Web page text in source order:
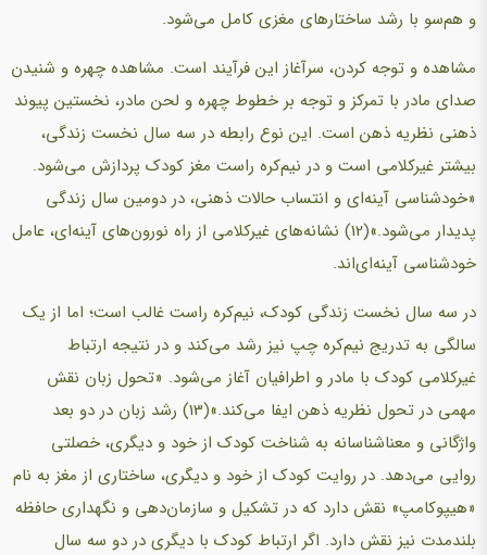
و هم‌سو با رشد ساختارهای مغزی کامل می‌شود.
مشاهده و توجه کردن، سرآغاز این فرآیند است. مشاهده چهره و شنیدن
صدای مادر با تمرکز و توجه بر خطوط چهره و لحن مادر، نخستین پیوند
ذهنی نظریه ذهن است. این نوع رابطه در سه سال نخست زندگی،
بیشتر غیرکلامی است و در نیم‌کره راست مغز کودک پردازش می‌شود.
«خودشناسی آینه‌ای و انتساب حالات ذهنی، در دومین سال زندگی
پدیدار می‌شود.»(12) نشانه‌های غیرکلامی از راه نورون‌های آینه‌ای، عامل
خودشناسی آینه‌ای‌اند.
در سه سال نخست زندگی کودک، نیم‌کره راست غالب است؛ اما از یک
سالگی به تدریج نیم‌کره چپ نیز رشد می‌کند و در نتیجه ارتباط
غیرکلامی کودک با مادر و اطرافیان آغاز می‌شود. «تحول زبان نقش
مهمی در تحول نظریه ذهن ایفا می‌کند.»(13) رشد زبان در دو بعد
واژگانی و معناشناسانه به شناخت کودک از خود و دیگری، خصلتی
روایی می‌دهد. در روایت کودک از خود و دیگری، ساختاری از مغز به نام
«هیپوکامپ» نقش دارد که در تشکیل و سازمان‌دهی و نگهداری حافظه
بلندمدت نیز نقش دارد. اگر ارتباط کودک با دیگری در دو سه سال